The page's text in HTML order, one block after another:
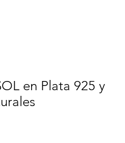
en Plata 925 y